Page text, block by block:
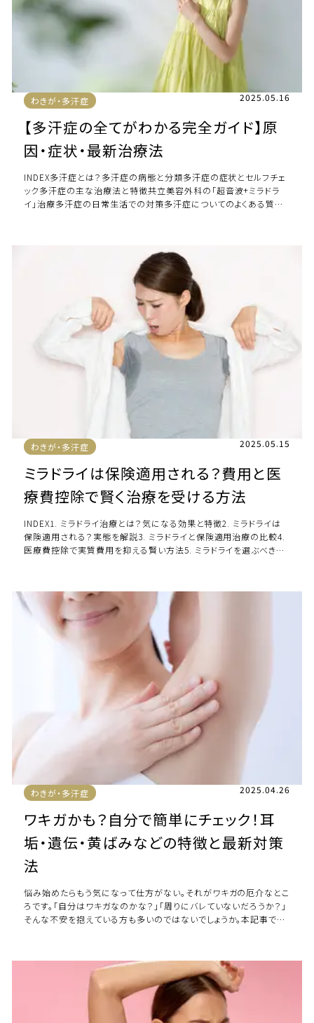
わきが・多汗症 2025.05.16
【多汗症の全てがわかる完全ガイド】原
因・症状・最新治療法
INDEX多汗症とは？多汗症の病態と分類多汗症の症状とセルフチェ
ック多汗症の主な治療法と特徴共立美容外科の「超音波+ミラドラ
イ」治療多汗症の日常生活での対策多汗症についてのよくある質問
わきが・多汗症 2025.05.15
ミラドライは保険適用される？費用と医
療費控除で賢く治療を受ける方法
INDEX1. ミラドライ治療とは？気になる効果と特徴2. ミラドライは
保険適用される？実態を解説3. ミラドライと保険適用治療の比較4.
医療費控除で実質費用を抑える賢い方法5. ミラドライを選ぶべき人
わきが・多汗症 2025.04.26
ワキガかも？自分で簡単にチェック！耳
垢・遺伝・黄ばみなどの特徴と最新対策
法
悩み始めたらもう気になって仕方がない。それがワキガの厄介なとこ
ろです。「自分はワキガなのかな？」「周りにバレていないだろうか？」
そんな不安を抱えている方も多いのではないでしょうか。本記事では